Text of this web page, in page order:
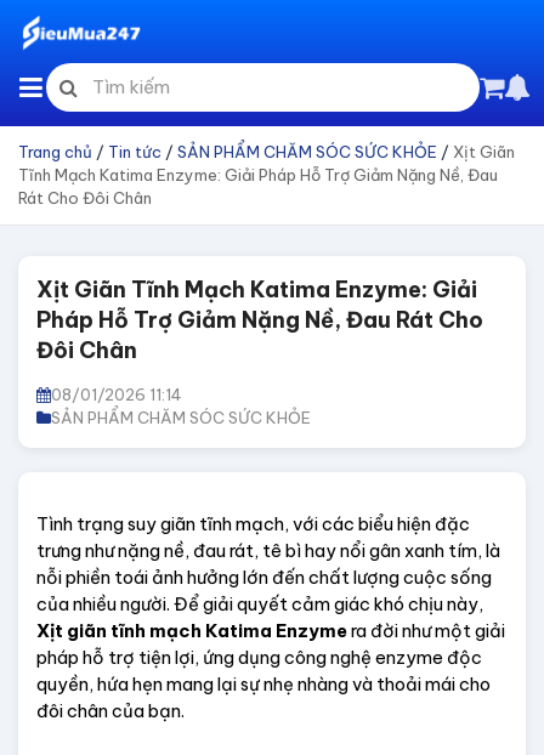
Trang chủ / Tin tức / SẢN PHẨM CHĂM SÓC SỨC KHỎE / Xịt Giãn
Tĩnh Mạch Katima Enzyme: Giải Pháp Hỗ Trợ Giảm Nặng Nề, Đau
Rát Cho Đôi Chân
Xịt Giãn Tĩnh Mạch Katima Enzyme: Giải
Pháp Hỗ Trợ Giảm Nặng Nề, Đau Rát Cho
Đôi Chân
08/01/2026 11:14
SẢN PHẨM CHĂM SÓC SỨC KHỎE
Tình trạng suy giãn tĩnh mạch, với các biểu hiện đặc
trưng như nặng nề, đau rát, tê bì hay nổi gân xanh tím, là
nỗi phiền toái ảnh hưởng lớn đến chất lượng cuộc sống
Xịt giãn tĩnh mạch Katima Enzyme ra đời như một giải
pháp hỗ trợ tiện lợi, ứng dụng công nghệ enzyme độc
quyền, hứa hẹn mang lại sự nhẹ nhàng và thoải mái cho
đôi chân của bạn.